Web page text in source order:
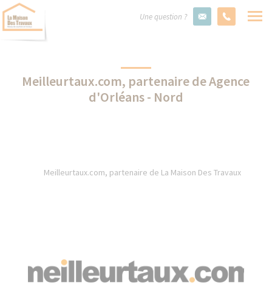
Une question ?
Meilleurtaux.com, partenaire de Agence
d'Orléans - Nord
Meilleurtaux.com, partenaire de La Maison Des Travaux